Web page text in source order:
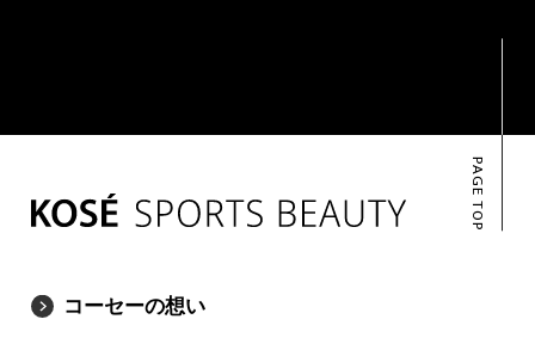
PAGE TOP
コーセーの想い